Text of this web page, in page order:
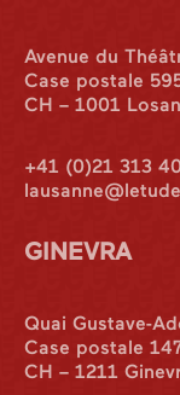
Avenue du
Case postale
CH – 1001
+41 (0)21 313
GINEVRA
Quai Gustave-
Case postale
CH – 1211